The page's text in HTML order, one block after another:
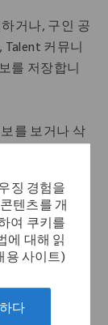
징 경험을
텐츠를 개
여 쿠키를
에 대해 읽
용 사이트)
다
거나, 구인 공
커뮤니
를 저장합니
를 보거나 삭
을 제공합니
인을 완료해
답변합니다.
고를 포함하
됩니다. 또한
니다.